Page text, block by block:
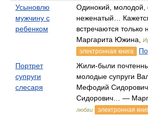
Усыновлю
мужчину с
ребенком
Одинокий, молодой,
неженатый…
встречаются
Маргарита Южина,
электронная книга
Портрет
супруги
слесаря
Жили-были
молодые супруги
Мефодий
Сидорович… —
любви
электронная